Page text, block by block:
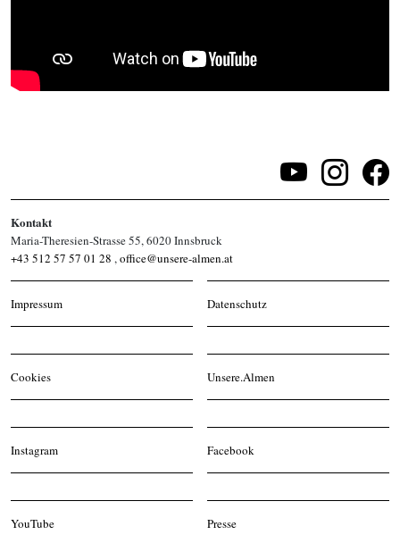
Kontakt
Maria-Theresien-Strasse 55, 6020 Innsbruck
+43 512 57 57 01 28 , office@unsere-almen.at
Impressum Datenschutz
Cookies Unsere.Almen
Instagram Facebook
YouTube Presse